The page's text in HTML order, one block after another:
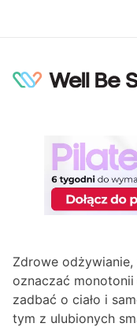
Zamień,
lista
diecie
Dieta Monika
Zdrowe
oznaczać
zadbać o ciało i
tym z ulubionych